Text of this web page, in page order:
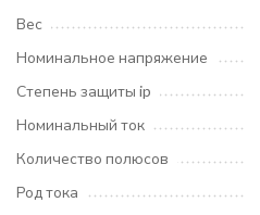
Вес
Номинальное напряжение
Степень защиты ip
Номинальный ток
Количество полюсов
Род тока